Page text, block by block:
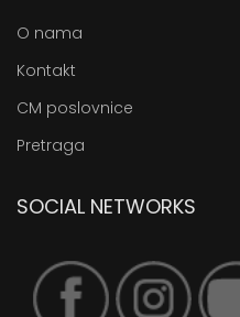
O nama
Kontakt
CM poslovnice
Pretraga
SOCIAL NETWORKS